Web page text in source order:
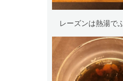
レーズンは熱湯で